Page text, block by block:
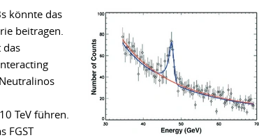
könnte das
beitragen.
das
TeV führen.
FGST